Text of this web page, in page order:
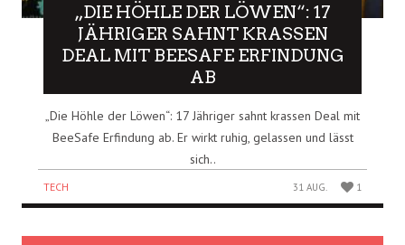
„DIE HÖHLE DER LÖWEN“: 17
JÄHRIGER SAHNT KRASSEN
DEAL MIT BEESAFE ERFINDUNG
AB
„Die Höhle der Löwen“: 17 Jähriger sahnt krassen Deal mit
BeeSafe Erfindung ab. Er wirkt ruhig, gelassen und lässt
sich..
TECH 31 AUG. 1